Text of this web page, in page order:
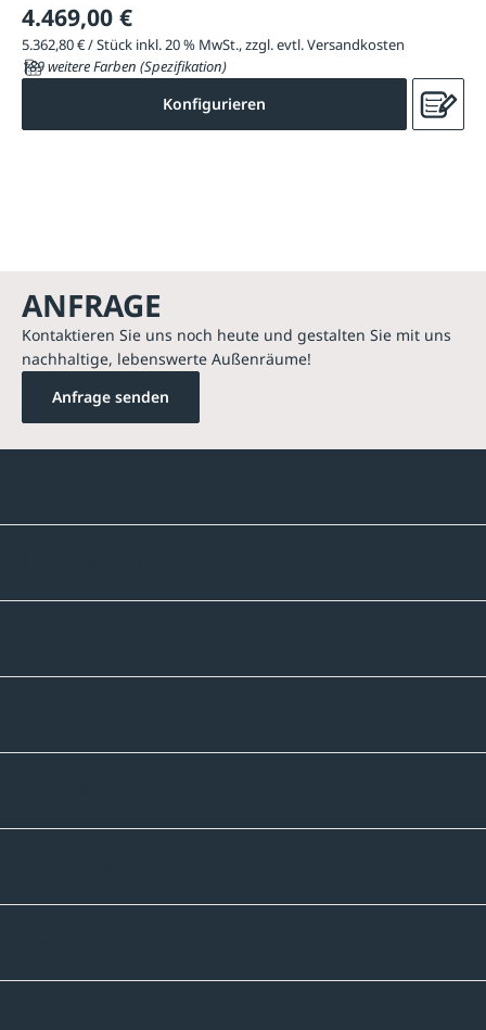
4.469,00 €
5.362,80 € / Stück inkl. 20 % MwSt., zzgl. evtl. Versandkosten
189 weitere Farben (Spezifikation)
Konfigurieren
ANFRAGE
Kontaktieren Sie uns noch heute und gestalten Sie mit uns
nachhaltige, lebenswerte Außenräume!
Anfrage senden